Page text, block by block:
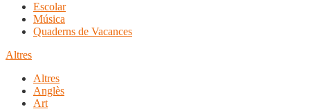
Escolar
Música
Quaderns de Vacances
Altres
Altres
Anglès
Art